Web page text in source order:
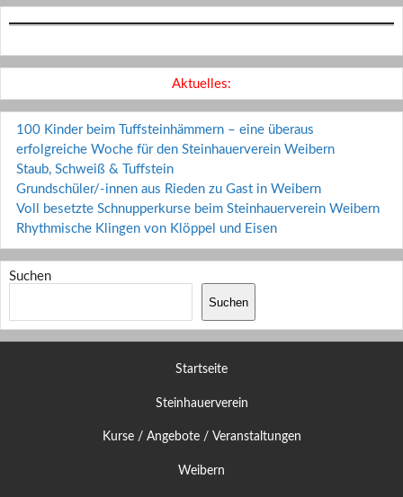
Aktuelles:
100 Kinder beim Tuffsteinhämmern – eine überaus
erfolgreiche Woche für den Steinhauerverein Weibern
Staub, Schweiß & Tuffstein
Grundschüler/-innen aus Rieden zu Gast in Weibern
Voll besetzte Schnupperkurse beim Steinhauerverein Weibern
Rhythmische Klingen von Klöppel und Eisen
Suchen
Suchen
Startseite
Steinhauerverein
Kurse / Angebote / Veranstaltungen
Weibern